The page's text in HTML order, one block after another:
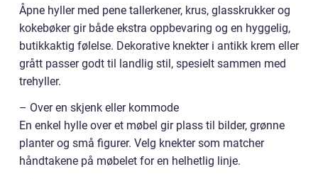
Åpne hyller med pene tallerkener, krus, glasskrukker og
kokebøker gir både ekstra oppbevaring og en hyggelig,
butikkaktig følelse. Dekorative knekter i antikk krem eller
grått passer godt til landlig stil, spesielt sammen med
trehyller.
– Over en skjenk eller kommode
En enkel hylle over et møbel gir plass til bilder, grønne
planter og små figurer. Velg knekter som matcher
håndtakene på møbelet for en helhetlig linje.